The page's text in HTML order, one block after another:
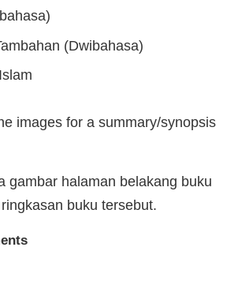
(Dwibahasa)
images for a summary/synopsis
gambar halaman belakang buku
buku tersebut.